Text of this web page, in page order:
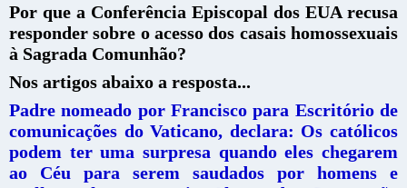
Por que a Conferência Episcopal dos EUA recusa
responder sobre o acesso dos casais homossexuais
à Sagrada Comunhão?
Nos artigos abaixo a resposta...
Padre nomeado por Francisco para Escritório de
comunicações do Vaticano, declara: Os católicos
podem ter uma surpresa quando eles chegarem
ao Céu para serem saudados por homens e